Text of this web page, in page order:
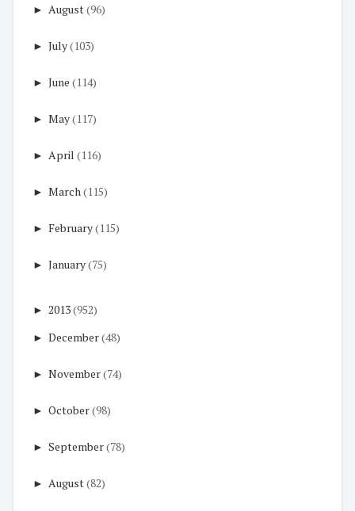
► August(96)
► July(103)
► June (114)
► May(117)
► April (116)
► March(115)
► February(115)
► January(75)
► 2013(952)
► December(48)
► November(74)
► October(98)
► September(78)
► August(82)